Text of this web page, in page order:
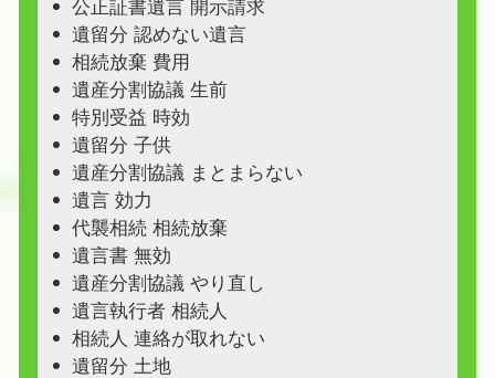
公正証書遺言 開示請求
遺留分 認めない遺言
相続放棄 費用
遺産分割協議 生前
特別受益 時効
遺留分 子供
遺産分割協議 まとまらない
遺言 効力
代襲相続 相続放棄
遺言書 無効
遺産分割協議 やり直し
遺言執行者 相続人
相続人 連絡が取れない
遺留分 土地